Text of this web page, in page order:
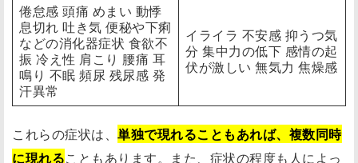
倦怠感 頭痛 めまい 動悸
息切れ 吐き気 便秘や下痢
などの消化器症状 食欲不
振 冷え性 肩こり 腰痛 耳
鳴り 不眠 頻尿 残尿感 発
汗異常
イライラ 不安感 抑うつ気
分 集中力の低下 感情の起
伏が激しい 無気力 焦燥感
これらの症状は、 単独で現れることもあれば、複数同時
に現れることもあります。また、症状の程度も人によっ